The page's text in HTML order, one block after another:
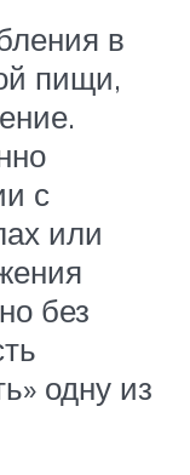
в
пищи,
с
или
без
одну из